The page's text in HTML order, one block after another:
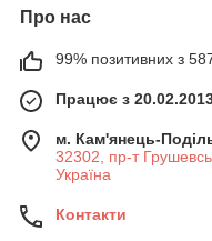
Про нас
99% позитивних з 587
Працює з
м. Кам'янець-
32302, пр-т
Україна
Контакти